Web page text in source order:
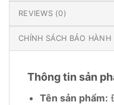
REVIEWS (0)
CHÍNH SÁCH BẢO HÀNH
Thông tin sản
Tên sản phẩm: